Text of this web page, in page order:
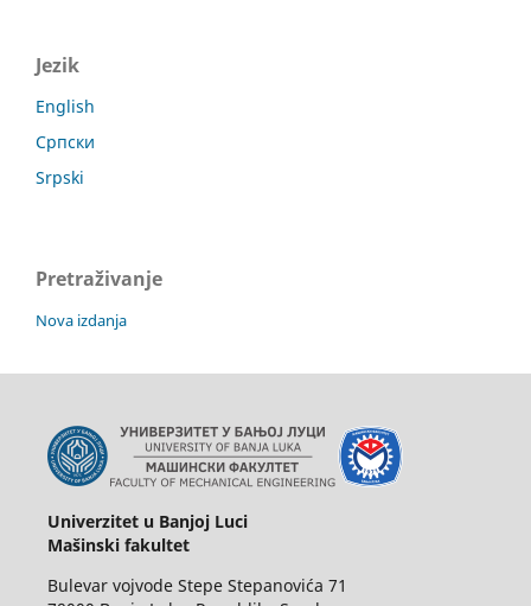
Jezik
English
Српски
Srpski
Pretraživanje
Nova izdanja
Univerzitet u Banjoj Luci
Mašinski fakultet
Bulevar vojvode Stepe Stepanovića 71